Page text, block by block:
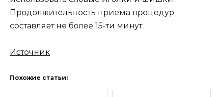
Продолжительность приема процедур
составляет не более 15-ти минут.
Источник
Похожие статьи: